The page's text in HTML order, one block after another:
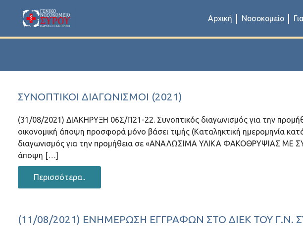
Αρχική Νοσοκομείο
ΣΥΝΟΠΤΙΚΟΊ ΔΙΑΓΩΝΙΣΜΟΊ (2021)
(31/08/2021) ΔΙΑΚΗΡΥΞΗ 06Σ/Π21-22. Συνοπτικός διαγωνισμός για την
οικονομική άποψη προσφορά μόνο βάσει τιμής (Καταληκτική ημερομηνία
διαγωνισμός για την προμήθεια σε «ΑΝΑΛΩΣΙΜΑ ΥΛΙΚΑ ΦΑΚΟΘΡΥΨΙΑΣ ΜΕ
άποψη […]
Περισσότερα..
(11/08/2021) ΕΝΗΜΈΡΩΣΗ ΕΓΓΡΑΦΏΝ ΣΤΟ ΔΙΕΚ ΤΟΥ Γ.Ν.